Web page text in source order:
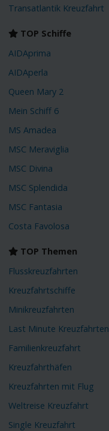
Transatlantik Kreuzfahrt
TOP Schiffe
AIDAprima
AIDAperla
Queen Mary 2
Mein Schiff 6
MS Amadea
MSC Meraviglia
MSC Divina
MSC Splendida
MSC Fantasia
Costa Favolosa
TOP Themen
Flusskreuzfahrten
Kreuzfahrtschiffe
Minikreuzfahrten
Last Minute Kreuzfahrten
Familienkreuzfahrt
Kreuzfahrthäfen
Kreuzfahrten mit Flug
Weltreise Kreuzfahrt
Single Kreuzfahrt